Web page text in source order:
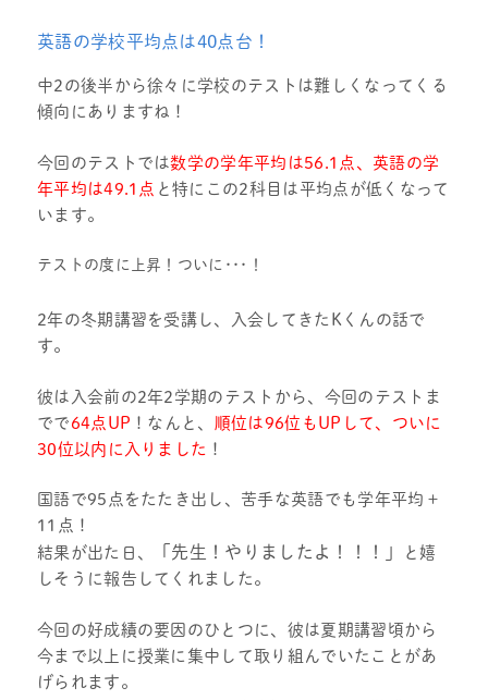
英語の学校平均点は40点台！
中2の後半から徐々に学校のテストは難しくなってくる
傾向にありますね！
今回のテストでは数学の学年平均は56.1点、英語の学
年平均は49.1点 と特にこの2科目は平均点が低くなって
います。
テストの度に上昇！ついに･･･！
2年の冬期講習を受講し、入会してきたKくんの話で
す。
彼は入会前の2年2学期のテストから、今回のテストま
でで 64点UP ！なんと、 順位は96位もUPして、ついに
30位以内に入りました ！
国語で95点をたたき出し、苦手な英語でも学年平均＋
11点！
結果が出た日、
「先生！やりましたよ！！！」
と嬉
しそうに報告してくれました。
今回の好成績の要因のひとつに、彼は夏期講習頃から
今まで以上に授業に集中して取り組んでいたことがあ
げられます。